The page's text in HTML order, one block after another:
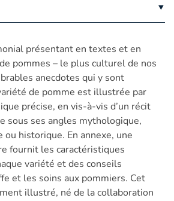
présentant en textes et en
pommes – le plus culturel de nos
anecdotes qui y sont
de pomme est illustrée par
précise, en vis-à-vis d’un récit
sous ses angles mythologique,
historique. En annexe, une
fournit les caractéristiques
variété et des conseils
et les soins aux pommiers. Cet
illustré, né de la collaboration